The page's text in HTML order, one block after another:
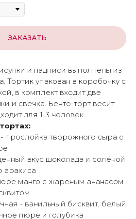
ЗАКАЗАТЬ
и надписи выполнены из
Тортик упакован в коробочку с
в комплект входит две
и свечка. Бенто-торт весит
для 1-3 человек.
прослойка творожного сыра с
вкус шоколада и солёной
арахиса
манго с жареным ананасом
- ванильный бисквит, белый
пюре и голубика